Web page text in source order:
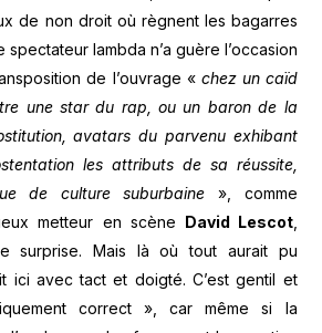
de non droit où règnent les bagarres
lambda n’a guère l’occasion
de l’ouvrage « chez un caïd
une star du rap, ou un baron de la
avatars du parvenu exhibant
les attributs de sa réussite,
de culture suburbaine », comme
metteur en scène David Lescot,
surprise. Mais là où tout aurait pu
ici avec tact et doigté. C’est gentil et
correct », car même si la